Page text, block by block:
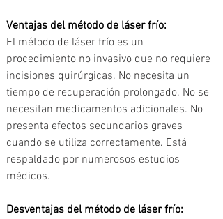
Ventajas del método de láser frío:
El método de láser frío es un
procedimiento no invasivo que no requiere
incisiones quirúrgicas. No necesita un
tiempo de recuperación prolongado. No se
necesitan medicamentos adicionales. No
presenta efectos secundarios graves
cuando se utiliza correctamente. Está
respaldado por numerosos estudios
médicos.
Desventajas del método de láser frío: